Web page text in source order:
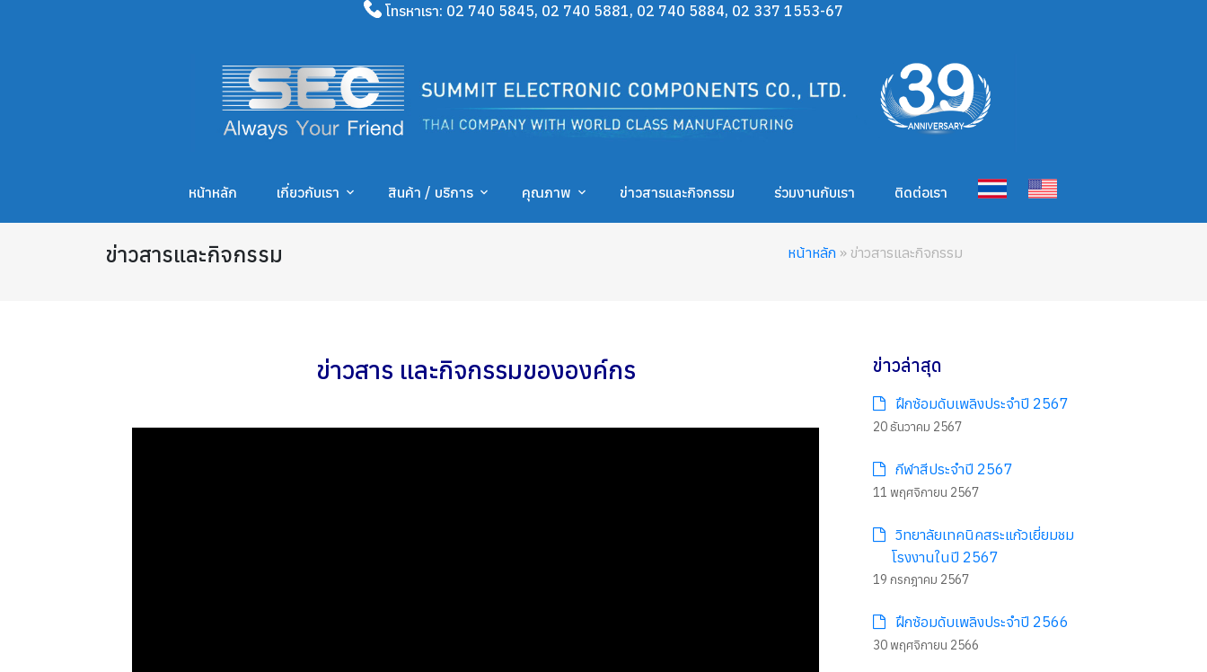
โทรหาเรา: 02 740 5845, 02 740 5881, 02 740 5884, 02 337 1553-67
หน้าหลัก เกี่ยวกับเรา สินค้า / บริการ คุณภาพ ข่าวสารและกิจกรรม ร่วมงานกับเรา ติดต่อเรา
ข่าวสารและกิจกรรม หน้าหลัก » ข่าวสารและกิจกรรม
ข่าวสาร และกิจกรรมขององค์กร ข่าวล่าสุด
ฝึกซ้อมดับเพลิงประจำปี 2567
20 ธันวาคม 2567
กีฬาสีประจำปี 2567
11 พฤศจิกายน 2567
วิทยาลัยเทคนิคสระแก้วเยี่ยมชม
โรงงานในปี 2567
19 กรกฎาคม 2567
ฝึกซ้อมดับเพลิงประจำปี 2566
30 พฤศจิกายน 2566